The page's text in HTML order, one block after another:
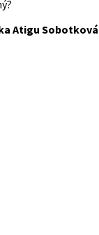
Atigu Sobotková